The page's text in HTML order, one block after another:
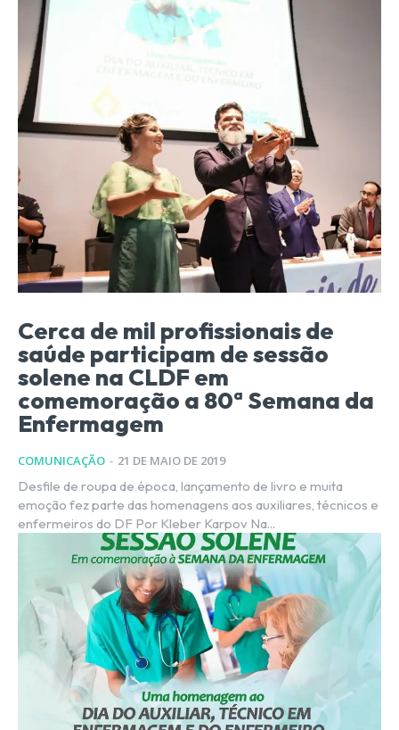
Cerca de mil profissionais de
saúde participam de sessão
solene na CLDF em
comemoração a 80ª Semana da
Enfermagem
COMUNICAÇÃO - 21 DE MAIO DE 2019
Desfile de roupa de época, lançamento de livro e muita
emoção fez parte das homenagens aos auxiliares, técnicos e
enfermeiros do DF Por Kleber Karpov Na...